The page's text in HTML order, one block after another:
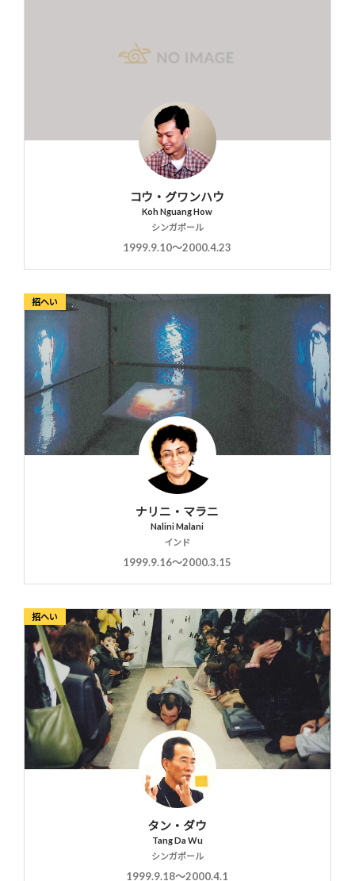
コウ・グワンハウ
Koh Nguang How
シンガポール
1999.9.10〜2000.4.23
招へい
ナリニ・マラニ
Nalini Malani
インド
1999.9.16〜2000.3.15
招へい
タン・ダウ
Tang Da Wu
シンガポール
1999.9.18〜2000.4.1